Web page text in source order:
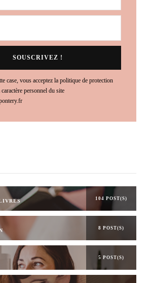
case, vous acceptez la politique de protection
caractère personnel du site
104 POST(S)
8 POST(S)
5 POST(S)